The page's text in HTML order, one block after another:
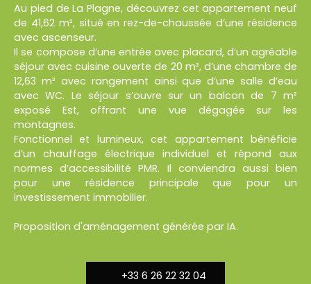
Au pied de La Plagne, découvrez cet appartement neuf
de 41,62 m², situé en rez-de-chaussée d’une résidence
avec ascenseur.
Il se compose d’une entrée avec placard, d’un agréable
séjour avec cuisine ouverte de 20 m², d’une chambre de
12,63 m² avec rangement ainsi que d’une salle d’eau
avec WC. Le séjour s’ouvre sur un balcon de 7 m²
exposé Est, offrant une vue dégagée sur les
montagnes.
Fonctionnel et lumineux, cet appartement bénéficie
d’un chauffage électrique individuel et répond aux
normes d’accessibilité PMR. Il conviendra aussi bien
pour une résidence principale que pour un
investissement immobilier.
Proposition d'aménagement générée par IA.
+33 6 26 22 32 04